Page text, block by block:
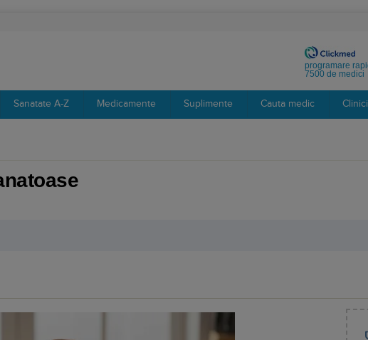
programare
7500 de medici
Sanatate A-Z Medicamente Suplimente Cauta medic Clinici